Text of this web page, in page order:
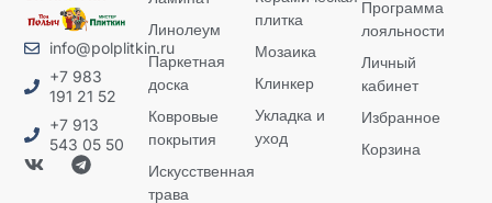
info@polplitkin.ru
+7 983
191 21 52
+7 913
543 05 50
Линолеум
Паркетная
доска
Ковровые
покрытия
Искусственная
трава
плитка
Мозаика
Клинкер
Укладка и
уход
Программа
лояльности
Личный
кабинет
Избранное
Корзина